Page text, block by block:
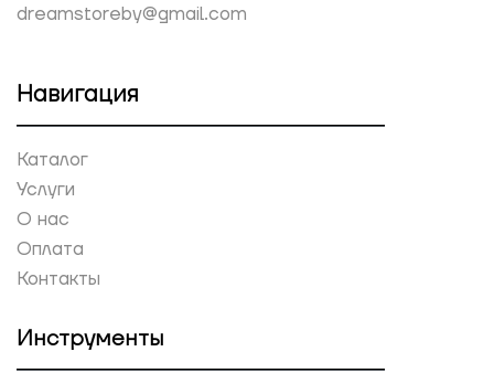
dreamstoreby@gmail.com
Навигация
Каталог
Услуги
О нас
Оплата
Контакты
Инструменты